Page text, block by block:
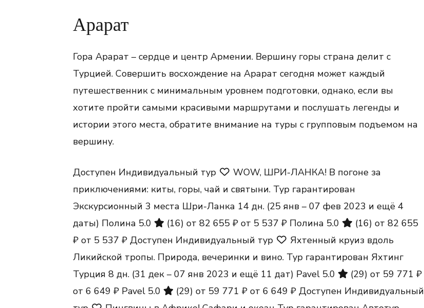
Арарат
Гора Арарат – сердце и центр Армении. Вершину горы страна делит с
Турцией. Совершить восхождение на Арарат сегодня может каждый
путешественник с минимальным уровнем подготовки, однако, если вы
хотите пройти самыми красивыми маршрутами и послушать легенды и
истории этого места, обратите внимание на туры с групповым подъемом на
вершину.
Доступен Индивидуальный тур
WOW, ШРИ-ЛАНКА! В погоне за
приключениями: киты, горы, чай и святыни. Тур гарантирован
Экскурсионный 3 места Шри-Ланка 14 дн. (25 янв – 07 фев 2023 и ещё 4
даты) Полина 5.0 (16)от 82 655 ₽от 5 537 ₽ Полина 5.0 (16) от 82 655
₽ от 5 537 ₽ Доступен Индивидуальный тур
Яхтенный круиз вдоль
Ликийской тропы. Природа, вечеринки и вино. Тур гарантирован Яхтинг
Турция 8 дн. (31 дек – 07 янв 2023 и ещё 11 дат) Pavel 5.0 (29)от 59 771 ₽
от 6 649 ₽ Pavel 5.0 (29)от 59 771 ₽от 6 649 ₽Доступен Индивидуальный